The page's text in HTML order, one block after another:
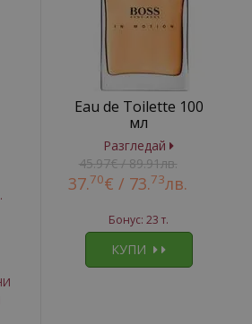
Eau de Toilette 100
мл
Разгледай
45.97€ / 89.91лв.
37.70€ / 73.73лв.
Бонус: 23 т.
КУПИ